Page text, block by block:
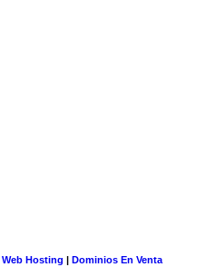
Web Hosting | Dominios En Venta